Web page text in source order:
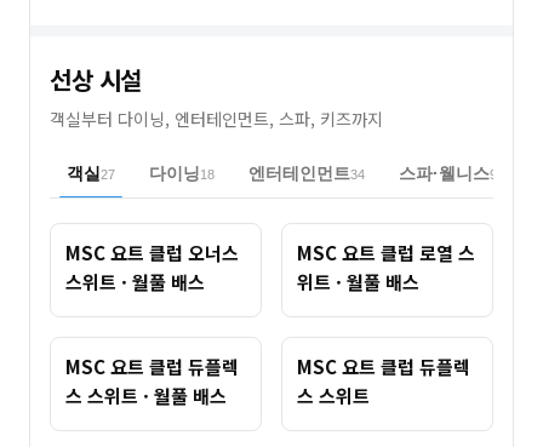
선상 시설
객실부터 다이닝, 엔터테인먼트, 스파, 키즈까지
객실 27 다이닝18 엔터테인먼트34 스파·웰니스9
MSC 요트 클럽 오너스
스위트 · 월풀 배스
MSC 요트 클럽 로열 스
위트 · 월풀 배스
MSC 요트 클럽 듀플렉
스 스위트 · 월풀 배스
MSC 요트 클럽 듀플렉
스 스위트